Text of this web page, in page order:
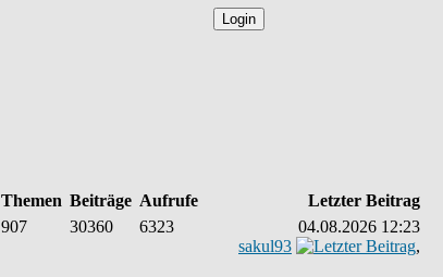
Themen Beiträge Aufrufe
Letzter Beitrag
907 30360 6323
04.08.2026 12:23
sakul93
,